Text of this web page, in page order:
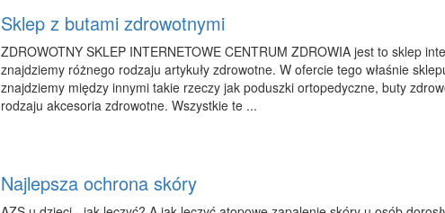
Sklep z butami zdrowotnymi
ZDROWOTNY SKLEP INTERNETOWE CENTRUM ZDROWIA jest to sklep
znajdziemy różnego rodzaju artykuły zdrowotne. W ofercie tego właśnie
znajdziemy między innymi takie rzeczy jak poduszki ortopedyczne, buty
rodzaju akcesoria zdrowotne. Wszystkie te ...
Najlepsza ochrona skóry